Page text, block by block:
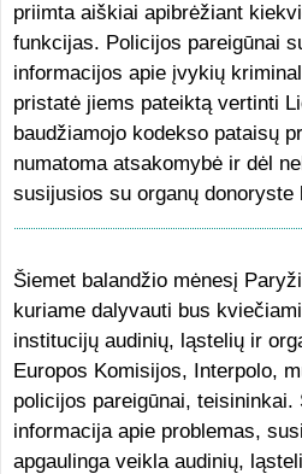
priimta aiškiai apibrėžiant
funkcijas. Policijos pareigūnai
informacijos apie įvykių
pristatė jiems pateiktą vertinti
baudžiamojo kodekso pataisų
numatoma atsakomybė ir dėl
susijusios su organų donoryste
Šiemet balandžio mėnesį
kuriame dalyvauti bus
institucijų audinių, ląstelių ir
Europos Komisijos, Interpolo,
policijos pareigūnai, teisininkai.
informacija apie problemas,
apgaulinga veikla audinių,